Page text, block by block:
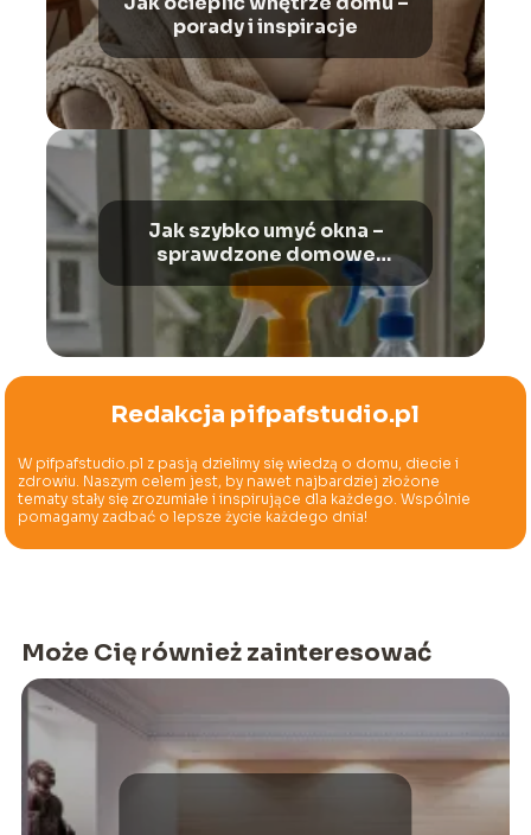
porady i inspiracje
Jak szybko umyć okna –
sprawdzone domowe
sposoby
Redakcja pifpafstudio.pl
W pifpafstudio.pl z pasją dzielimy się wiedzą o domu, diecie i
zdrowiu. Naszym celem jest, by nawet najbardziej złożone
tematy stały się zrozumiałe i inspirujące dla każdego. Wspólnie
pomagamy zadbać o lepsze życie każdego dnia!
Może Cię również zainteresować